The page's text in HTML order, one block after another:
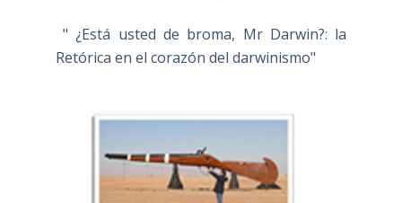
" ¿Está usted de broma, Mr Darwin?: la
Retórica en el corazón del darwinismo"